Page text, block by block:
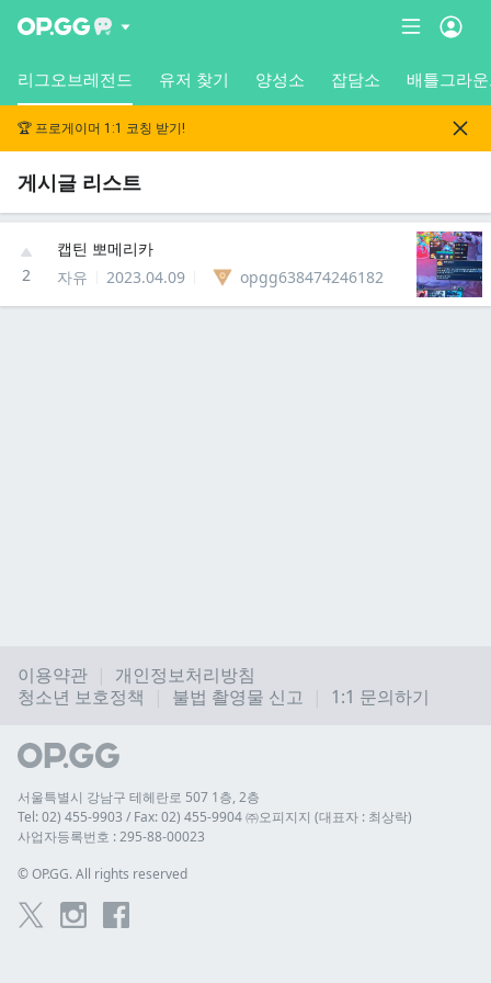
리그오브레전드 유저 찾기 양성소 잡담소 배틀그라
🏆 프로게이머 1:1 코칭 받기!
게시글 리스트
2
캡틴 뽀메리카
자유
2023.04.09 opgg638474246182
이용약관
개인정보처리방침
청소년 보호정책
불법 촬영물 신고 1:1 문의하기
서울특별시 강남구 테헤란로 507 1층, 2층
Tel: 02) 455-9903 / Fax: 02) 455-9904 ㈜오피지지 (대표자 : 최상락)
사업자등록번호 : 295-88-00023
© OP.GG. All rights reserved